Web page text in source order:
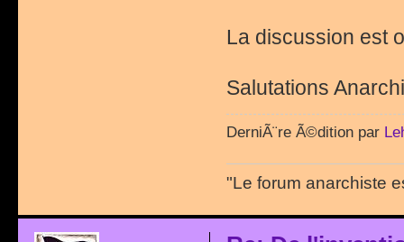
La discussion est
Salutations
DerniÃ¨re Ã©dition par
"Le forum anarchiste